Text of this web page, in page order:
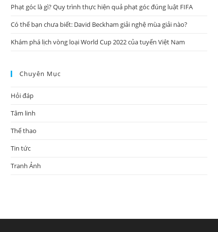
Phạt góc là gì? Quy trình thực hiện quả phạt góc đúng luật FIFA
Có thể bạn chưa biết: David Beckham giải nghệ mùa giải nào?
Khám phá lịch vòng loại World Cup 2022 của tuyển Việt Nam
Chuyên Mục
Hỏi đáp
Tâm linh
Thể thao
Tin tức
Tranh Ảnh